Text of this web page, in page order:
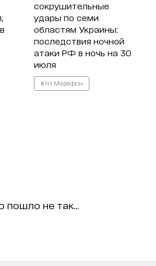
сокрушительные
удары по семи
областям Украины:
последствия ночной
атаки РФ в ночь на 30
июля
#1+1 Марафон
пошло не так...